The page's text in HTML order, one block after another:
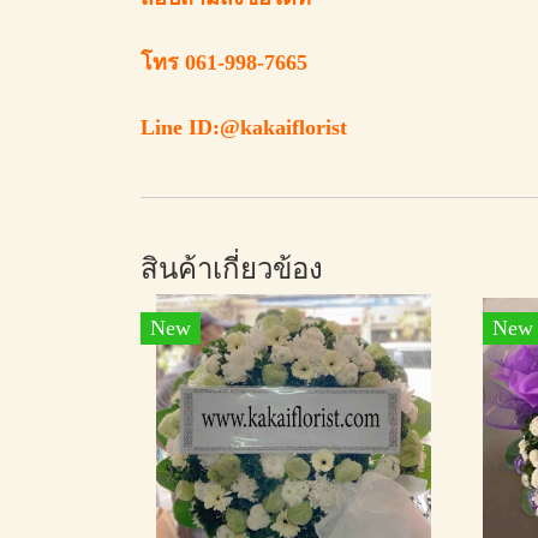
โทร 061-998-7665
Line ID:@kakaiflorist
สินค้าเกี่ยวข้อง
New New